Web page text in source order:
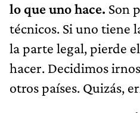
lo que uno hace. Son
técnicos. Si uno tiene
la parte legal, pierde
hacer. Decidimos
otros países. Quizás,